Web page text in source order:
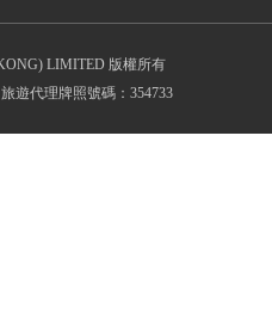
LIMITED 版權所有
遊代理牌照號碼：354733